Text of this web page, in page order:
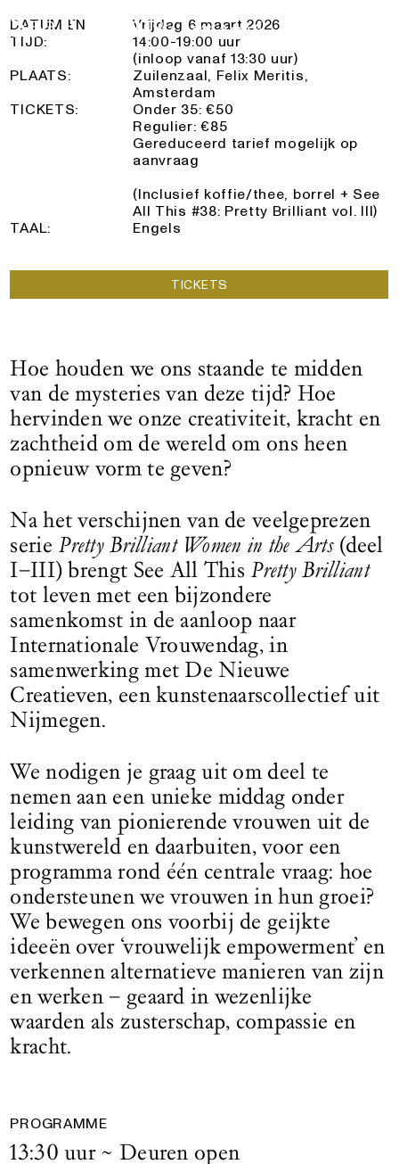
Logo See All This, linkt naar de homepage
6 Maart 2026
DATUM EN
TIJD:
Vrijdag 6 maart 2026
14:00-19:00 uur
(inloop vanaf 13:30 uur)
PLAATS:
Zuilenzaal, Felix Meritis,
Amsterdam
TICKETS:
Onder 35: €50
Regulier: €85
Gereduceerd tarief mogelijk op
aanvraag
(Inclusief koffie/thee, borrel + See
All This #38: Pretty Brilliant vol. III)
TAAL:
Engels
TICKETS
Hoe houden we ons staande te midden
van de mysteries van deze tijd? Hoe
hervinden we onze creativiteit, kracht en
zachtheid om de wereld om ons heen
opnieuw vorm te geven?
Na het verschijnen van de veelgeprezen
serie Pretty Brilliant Women in the Arts(deel
I–III) brengt See All This Pretty Brilliant
tot leven met een bijzondere
samenkomst in de aanloop naar
Internationale Vrouwendag, in
samenwerking met De Nieuwe
Creatieven, een kunstenaarscollectief uit
Nijmegen.
We nodigen je graag uit om deel te
nemen aan een unieke middag onder
leiding van pionierende vrouwen uit de
kunstwereld en daarbuiten, voor een
programma rond één centrale vraag: hoe
ondersteunen we vrouwen in hun groei?
We bewegen ons voorbij de geijkte
ideeën over ‘vrouwelijk empowerment’ en
verkennen alternatieve manieren van zijn
en werken – geaard in wezenlijke
waarden als zusterschap, compassie en
kracht.
PROGRAMME
13:30 uur ~ Deuren open